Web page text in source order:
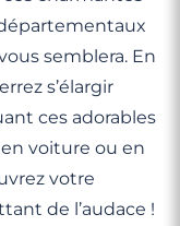
semblera. En
s’élargir
ces adorables
voiture ou en
votre
de l’audace !